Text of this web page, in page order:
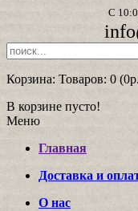
С
Корзина: Товаров: 0
В корзине пусто!
Меню
Главная
Доставка и
О нас